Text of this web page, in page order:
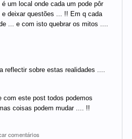
um local onde cada um pode pôr
deixar questões ... !! Em q cada
... e com isto quebrar os mitos ....
reflectir sobre estas realidades ....
com este post todos podemos
coisas podem mudar .... !!
comentários